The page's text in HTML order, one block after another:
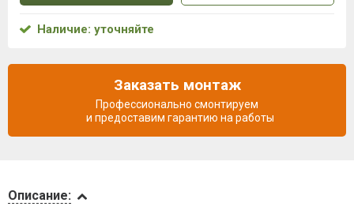
Описание:
Наличие: уточняйте
Заказать монтаж
Профессионально смонтируем
и предоставим гарантию на работы